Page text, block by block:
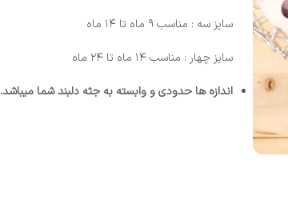
سایز سه : مناسب ۹ ماه تا ۱۴ ماه
سایز چهار : مناسب ۱۴ ماه تا ۲۴ ماه
اندازه ها حدودی و وابسته به جثه دلبند شما میباشد.